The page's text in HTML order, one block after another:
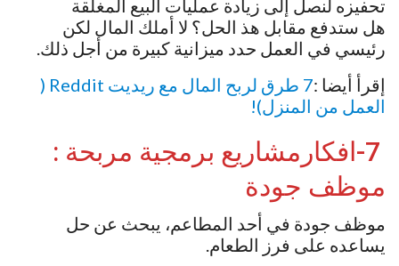
تحفيزه لنصل إلى زيادة عمليات البيع المغلقة
هل ستدفع مقابل هذ الحل؟ لا أملك المال لكن
رئيسي في العمل حدد ميزانية كبيرة من أجل ذلك.
إقرأ أيضا :
7 طرق لربح المال مع ريديت Reddit (
العمل من المنزل)!
7-افكارمشاريع برمجية مربحة :
موظف جودة
موظف جودة في أحد المطاعم، يبحث عن حل
يساعده على فرز الطعام.